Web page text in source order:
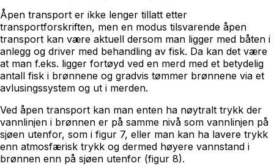
Åpen transport er ikke lenger tillatt etter
transportforskriften, men en modus tilsvarende åpen
transport kan være aktuell dersom man ligger med båten i
anlegg og driver med behandling av fisk. Da kan det være
at man f.eks. ligger fortøyd ved en merd med et betydelig
antall fisk i brønnene og gradvis tømmer brønnene via et
avlusingssystem og ut i merden.
Ved åpen transport kan man enten ha nøytralt trykk der
vannlinjen i brønnen er på samme nivå som vannlinjen på
sjøen utenfor, som i figur 7, eller man kan ha lavere trykk
enn atmosfærisk trykk og dermed høyere vannstand i
brønnen enn på sjøen utenfor (figur 8).